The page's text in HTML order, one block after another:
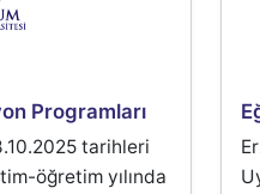
Programları
tarihleri
öğretim yılında